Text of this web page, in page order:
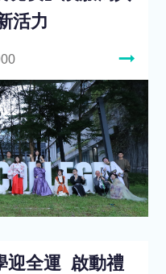
活力
迎全運 啟動禮